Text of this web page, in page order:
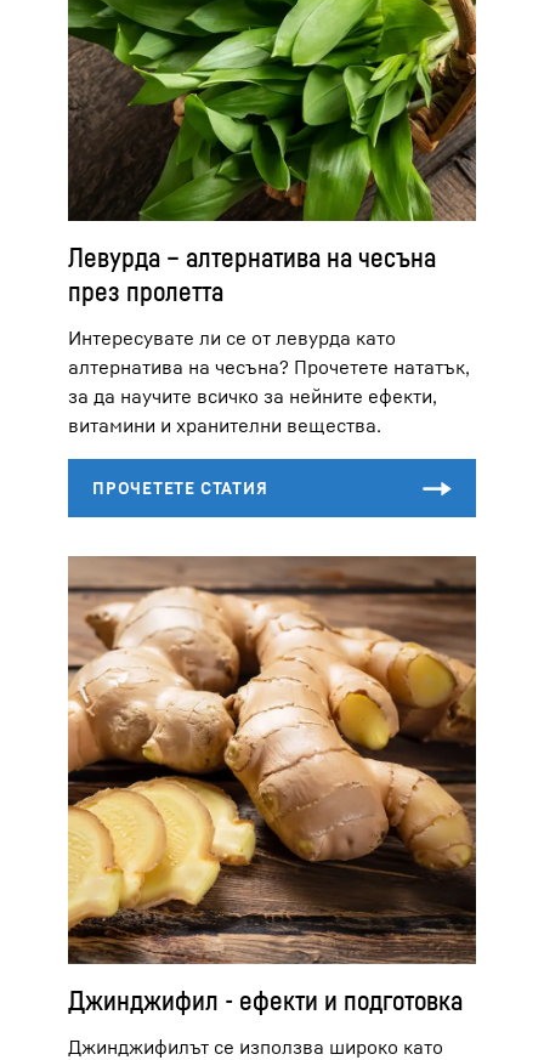
Левурда – алтернатива на чесъна
през пролетта
Интересувате ли се от левурда като
алтернатива на чесъна? Прочетете нататък,
за да научите всичко за нейните ефекти,
витамини и хранителни вещества.
Джинджифил - ефекти и подготовка
Джинджифилът се използва широко като